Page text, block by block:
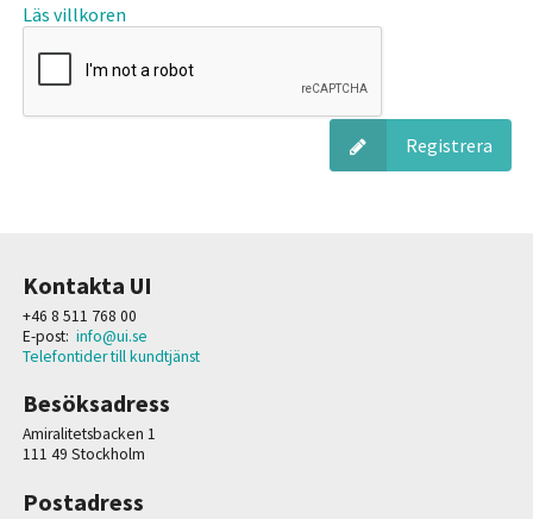
Läs villkoren
Registrera
Kontakta UI
+46 8 511 768 00
E-post: info@ui.se
Telefontider till kundtjänst
Besöksadress
Amiralitetsbacken 1
111 49 Stockholm
Postadress